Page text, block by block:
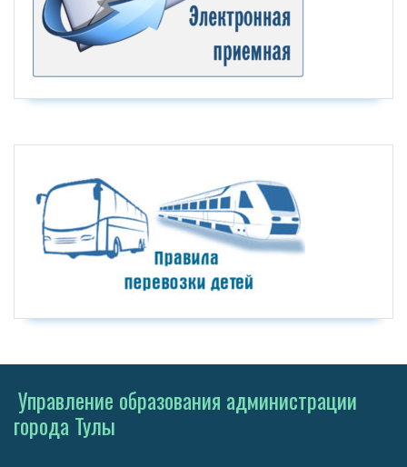
Управление образования администрации
города Тулы